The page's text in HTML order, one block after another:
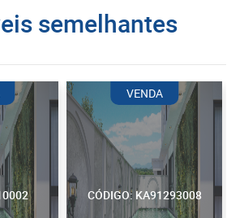
semelhantes
CÓDIGO: KA91293008
VENDA